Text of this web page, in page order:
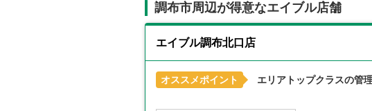
調布市周辺が得意なエイブル店舗
エイブル調布北口店
オススメポイント エリアトップクラスの管